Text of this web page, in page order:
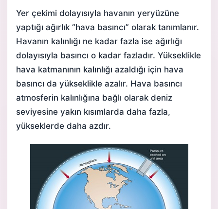
Yer çekimi dolayısıyla havanın yeryüzüne
yaptığı ağırlık “hava basıncı” olarak tanımlanır.
Havanın kalınlığı ne kadar fazla ise ağırlığı
dolayısıyla basıncı o kadar fazladır. Yükseklikle
hava katmanının kalınlığı azaldığı için hava
basıncı da yükseklikle azalır. Hava basıncı
atmosferin kalınlığına bağlı olarak deniz
seviyesine yakın kısımlarda daha fazla,
yükseklerde daha azdır.